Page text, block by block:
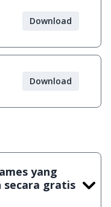
Download
Download
yang
secara gratis